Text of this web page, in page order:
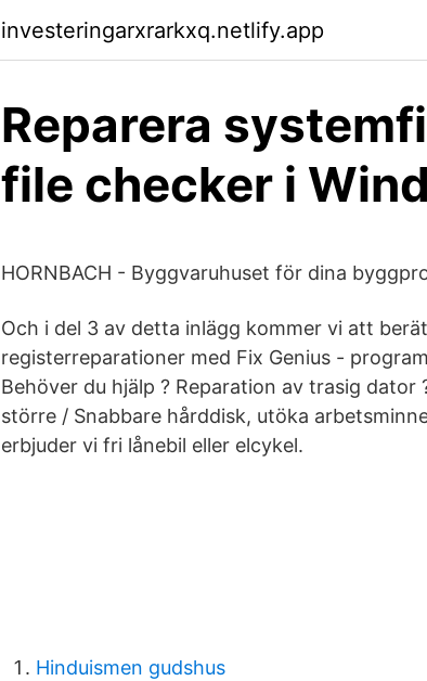
investeringarxrarkxq.netlify.app
Reparera
file checker i
HORNBACH - Byggvaruhuset för dina
Och i del 3 av detta inlägg kommer vi att
registerreparationer med Fix Genius -
Behöver du hjälp ? Reparation av trasig
större / Snabbare hårddisk, utöka
erbjuder vi fri lånebil eller elcykel.
Hinduismen gudshus